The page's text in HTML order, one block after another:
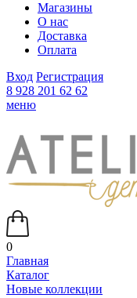
Магазины
О нас
Доставка
Оплата
Вход Регистрация
8 928 201 62 62
меню
0
Главная
Каталог
Новые коллекции